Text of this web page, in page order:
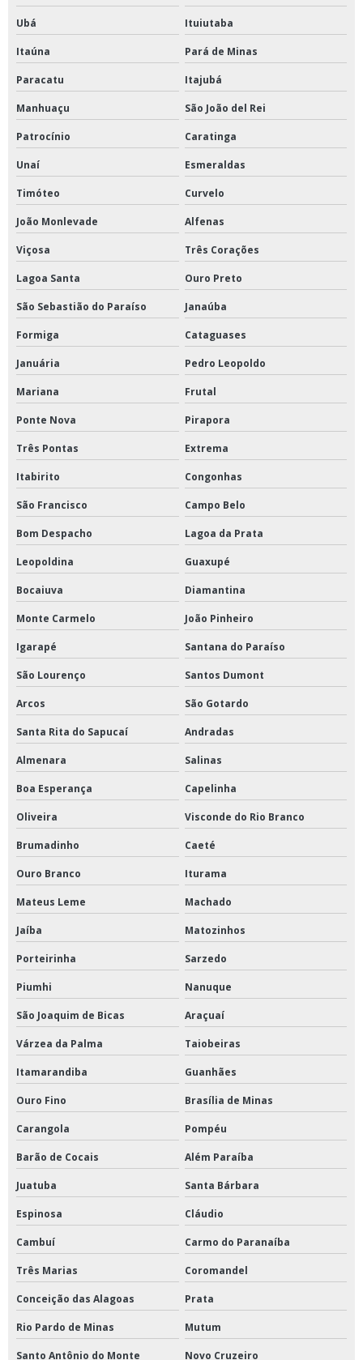
Ubá Ituiutaba
Itaúna Pará de Minas
Paracatu Itajubá
Manhuaçu São João del Rei
Patrocínio Caratinga
Unaí Esmeraldas
Timóteo Curvelo
João Monlevade Alfenas
Viçosa Três Corações
Lagoa Santa Ouro Preto
São Sebastião do Paraíso Janaúba
Formiga Cataguases
Januária Pedro Leopoldo
Mariana Frutal
Ponte Nova Pirapora
Três Pontas Extrema
Itabirito Congonhas
São Francisco Campo Belo
Bom Despacho Lagoa da Prata
Leopoldina Guaxupé
Bocaiuva Diamantina
Monte Carmelo João Pinheiro
Igarapé Santana do Paraíso
São Lourenço Santos Dumont
Arcos São Gotardo
Santa Rita do Sapucaí Andradas
Almenara Salinas
Boa Esperança Capelinha
Oliveira Visconde do Rio Branco
Brumadinho Caeté
Ouro Branco Iturama
Mateus Leme Machado
Jaíba Matozinhos
Porteirinha Sarzedo
Piumhi Nanuque
São Joaquim de Bicas Araçuaí
Várzea da Palma Taiobeiras
Itamarandiba Guanhães
Ouro Fino Brasília de Minas
Carangola Pompéu
Barão de Cocais Além Paraíba
Juatuba Santa Bárbara
Espinosa Cláudio
Cambuí Carmo do Paranaíba
Três Marias Coromandel
Conceição das Alagoas Prata
Rio Pardo de Minas Mutum
Santo Antônio do Monte Novo Cruzeiro